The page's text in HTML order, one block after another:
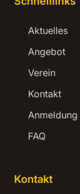
Aktuelles
Angebot
Verein
Kontakt
Anmeldung
FAQ
Kontakt